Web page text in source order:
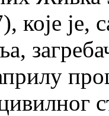
које је,